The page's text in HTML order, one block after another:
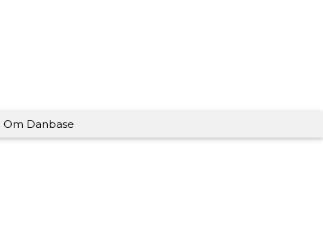
Om Danbase